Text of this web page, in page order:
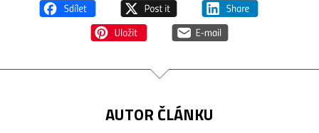
AUTOR ČLÁNKU